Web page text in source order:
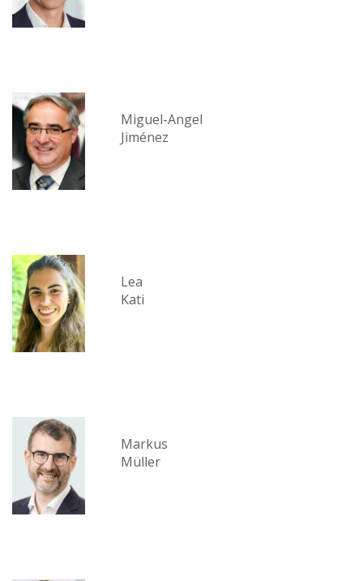
Miguel-Angel
Jiménez
Lea
Kati
Markus
Müller